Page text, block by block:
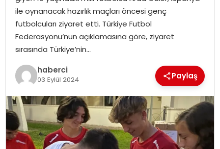
SAĞLIK
SIYASET
SPOR
TEKNOLOJI
YAŞAM
ile oynanacak hazırlık maçları öncesi genç
futbolcuları ziyaret etti. Türkiye Futbol
Federasyonu’nun açıklamasına göre, ziyaret
sırasında Türkiye’nin…
haberci
03 Eylül 2024 Paylaş